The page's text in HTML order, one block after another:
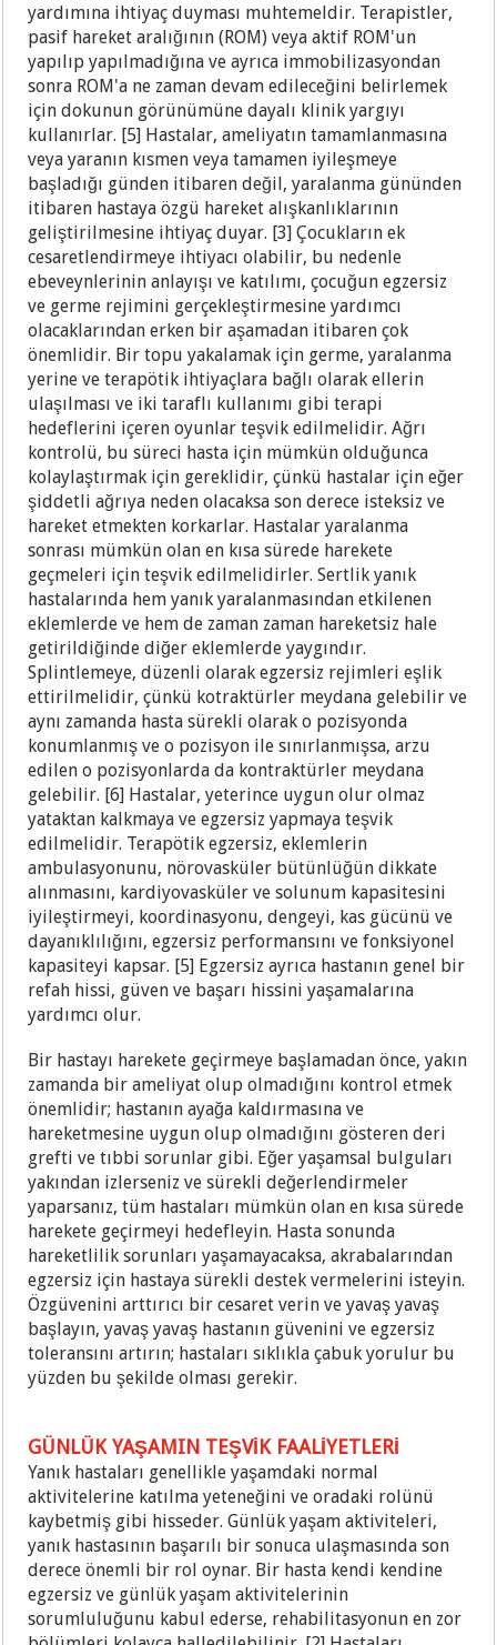
yardımına ihtiyaç duyması muhtemeldir. Terapistler,
pasif hareket aralığının (ROM) veya aktif ROM'un
yapılıp yapılmadığına ve ayrıca immobilizasyondan
sonra ROM'a ne zaman devam edileceğini belirlemek
için dokunun görünümüne dayalı klinik yargıyı
kullanırlar. [5] Hastalar, ameliyatın tamamlanmasına
veya yaranın kısmen veya tamamen iyileşmeye
başladığı günden itibaren değil, yaralanma gününden
itibaren hastaya özgü hareket alışkanlıklarının
geliştirilmesine ihtiyaç duyar. [3] Çocukların ek
cesaretlendirmeye ihtiyacı olabilir, bu nedenle
ebeveynlerinin anlayışı ve katılımı, çocuğun egzersiz
ve germe rejimini gerçekleştirmesine yardımcı
olacaklarından erken bir aşamadan itibaren çok
önemlidir. Bir topu yakalamak için germe, yaralanma
yerine ve terapötik ihtiyaçlara bağlı olarak ellerin
ulaşılması ve iki taraflı kullanımı gibi terapi
hedeflerini içeren oyunlar teşvik edilmelidir. Ağrı
kontrolü, bu süreci hasta için mümkün olduğunca
kolaylaştırmak için gereklidir, çünkü hastalar için eğer
şiddetli ağrıya neden olacaksa son derece isteksiz ve
hareket etmekten korkarlar. Hastalar yaralanma
sonrası mümkün olan en kısa sürede harekete
geçmeleri için teşvik edilmelidirler. Sertlik yanık
hastalarında hem yanık yaralanmasından etkilenen
eklemlerde ve hem de zaman zaman hareketsiz hale
getirildiğinde diğer eklemlerde yaygındır.
Splintlemeye, düzenli olarak egzersiz rejimleri eşlik
ettirilmelidir, çünkü kotraktürler meydana gelebilir ve
aynı zamanda hasta sürekli olarak o pozisyonda
konumlanmış ve o pozisyon ile sınırlanmışsa, arzu
edilen o pozisyonlarda da kontraktürler meydana
gelebilir. [6] Hastalar, yeterince uygun olur olmaz
yataktan kalkmaya ve egzersiz yapmaya teşvik
edilmelidir. Terapötik egzersiz, eklemlerin
ambulasyonunu, nörovasküler bütünlüğün dikkate
alınmasını, kardiyovasküler ve solunum kapasitesini
iyileştirmeyi, koordinasyonu, dengeyi, kas gücünü ve
dayanıklılığını, egzersiz performansını ve fonksiyonel
kapasiteyi kapsar. [5] Egzersiz ayrıca hastanın genel bir
refah hissi, güven ve başarı hissini yaşamalarına
yardımcı olur.
Bir hastayı harekete geçirmeye başlamadan önce, yakın
zamanda bir ameliyat olup olmadığını kontrol etmek
önemlidir; hastanın ayağa kaldırmasına ve
hareketmesine uygun olup olmadığını gösteren deri
grefti ve tıbbi sorunlar gibi. Eğer yaşamsal bulguları
yakından izlerseniz ve sürekli değerlendirmeler
yaparsanız, tüm hastaları mümkün olan en kısa sürede
harekete geçirmeyi hedefleyin. Hasta sonunda
hareketlilik sorunları yaşamayacaksa, akrabalarından
egzersiz için hastaya sürekli destek vermelerini isteyin.
Özgüvenini arttırıcı bir cesaret verin ve yavaş yavaş
başlayın, yavaş yavaş hastanın güvenini ve egzersiz
toleransını artırın; hastaları sıklıkla çabuk yorulur bu
yüzden bu şekilde olması gerekir.
GÜNLÜK YAŞAMIN TEŞVİK FAALİYETLERİ
Yanık hastaları genellikle yaşamdaki normal
aktivitelerine katılma yeteneğini ve oradaki rolünü
kaybetmiş gibi hisseder. Günlük yaşam aktiviteleri,
yanık hastasının başarılı bir sonuca ulaşmasında son
derece önemli bir rol oynar. Bir hasta kendi kendine
egzersiz ve günlük yaşam aktivitelerinin
sorumluluğunu kabul ederse, rehabilitasyonun en zor